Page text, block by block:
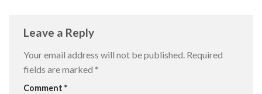
Leave a Reply
Your email address will not be published. Required
fields are marked *
Comment *